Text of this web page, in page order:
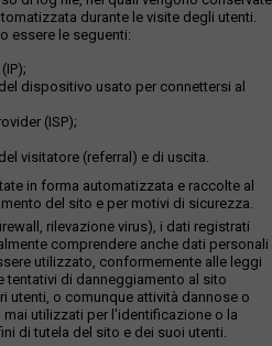
durante le visite degli utenti.
essere le seguenti:
dispositivo usato per connettersi al
(ISP);
visitatore (referral) e di uscita.
in forma automatizzata e raccolte al
del sito e per motivi di sicurezza.
rilevazione virus), i dati registrati
comprendere anche dati personali
utilizzato, conformemente alle leggi
tentativi di danneggiamento al sito
utenti, o comunque attività dannose o
utilizzati per l'identificazione o la
di tutela del sito e dei suoi utenti.